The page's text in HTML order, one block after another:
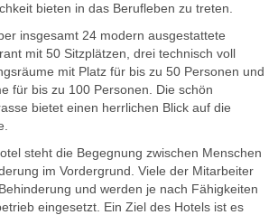
bieten in das Berufleben zu treten.
insgesamt 24 modern ausgestattete
mit 50 Sitzplätzen, drei technisch voll
mit Platz für bis zu 50 Personen und
für bis zu 100 Personen. Die schön
bietet einen herrlichen Blick auf die
steht die Begegnung zwischen Menschen
im Vordergrund. Viele der Mitarbeiter
und werden je nach Fähigkeiten
eingesetzt. Ein Ziel des Hotels ist es